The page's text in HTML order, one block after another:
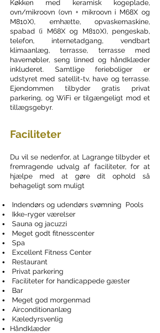
Køkken med keramisk kogeplade,
ovn/mikroovn (ovn + mikroovn i M68X og
M810X), emhætte, opvaskemaskine,
spabad (i M68X og M810X), pengeskab,
telefon, internetadgang, vendbart
klimaanlæg, terrasse, terrasse med
havemøbler, seng linned og håndklæder
inkluderet. Samtlige ferieboliger er
udstyret med satellit-tv, have og terrasse.
Ejendommen tilbyder gratis privat
parkering, og WiFi er tilgængeligt mod et
tillægsgebyr.
Faciliteter
Du vil se nedenfor, at Lagrange tilbyder et
fremragende udvalg af faciliteter, for at
hjælpe med at gøre dit ophold så
behageligt som muligt
Indendørs og udendørs svømning Pools
Ikke-ryger værelser
Sauna og jacuzzi
Meget godt fitnesscenter
Spa
Excellent Fitness Center
Restaurant
Privat parkering
Faciliteter for handicappede gæster
Bar
Meget god morgenmad
Airconditionanlæg
Kæledyrsvenlig
Håndklæder